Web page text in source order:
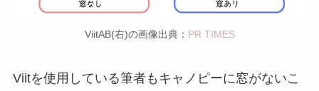
ViitAB(右)の画像出典： PR TIMES
Viitを使用している筆者もキャノピーに窓がないこ